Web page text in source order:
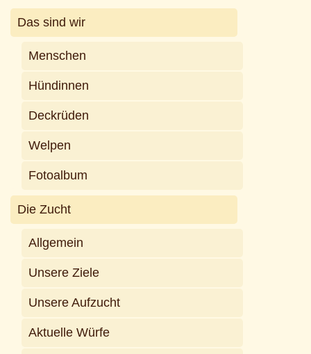
Das sind wir
Menschen
Hündinnen
Deckrüden
Welpen
Fotoalbum
Die Zucht
Allgemein
Unsere Ziele
Unsere Aufzucht
Aktuelle Würfe